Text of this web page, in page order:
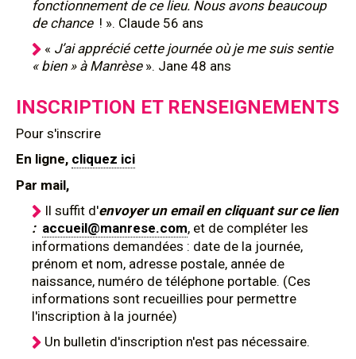
fonctionnement de ce lieu. Nous avons beaucoup
de chance ! ». Claude 56 ans
« J’ai apprécié cette journée où je me suis sentie
« bien » à Manrèse». Jane 48 ans
INSCRIPTION ET RENSEIGNEMENTS
Pour s'inscrire
En ligne, cliquez ici
Par mail,
Il suffit d'envoyer un email en cliquant sur ce lien
: accueil@manrese.com, et de compléter les
informations demandées : date de la journée,
prénom et nom, adresse postale, année de
naissance, numéro de téléphone portable. (Ces
informations sont recueillies pour permettre
l'inscription à la journée)
Un bulletin d'inscription n'est pas nécessaire.